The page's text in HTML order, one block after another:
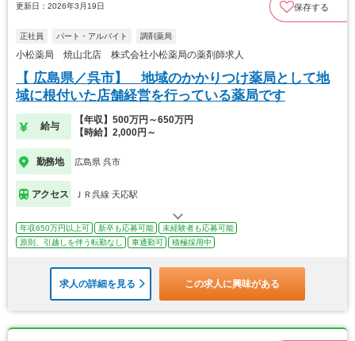
更新日：2026年3月19日 保存する
正社員 パート・アルバイト 調剤薬局
小松薬局 焼山北店 株式会社小松薬局の薬剤師求人
【 広島県／呉市】 地域のかかりつけ薬局として地
域に根付いた店舗経営を行っている薬局です
給与
【年収】500万円～650万円
【時給】2,000円～
勤務地 広島県 呉市
アクセス ＪＲ呉線 天応駅
年収650万円以上可 新卒も応募可能
未経験者も応募可能
原則、引越しを伴う転勤なし
車通勤可 積極採用中
求人の詳細を見る この求人に興味がある